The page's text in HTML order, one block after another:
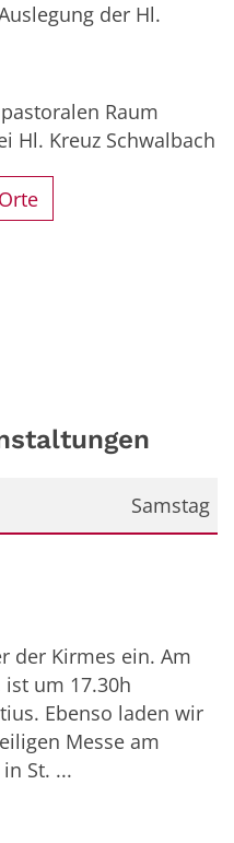
der Hl.
Raum
Hl. Kreuz Schwalbach
Samstag
der Kirmes ein. Am
ist um 17.30h
Ebenso laden wir
Messe am
St. ...